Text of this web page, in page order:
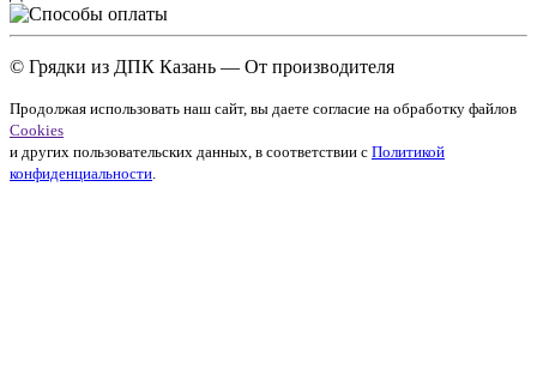
© Грядки из ДПК Казань — От производителя
Продолжая использовать наш сайт, вы даете согласие на обработку файлов
Cookies
и других пользовательских данных, в соответствии с Политикой
конфиденциальности